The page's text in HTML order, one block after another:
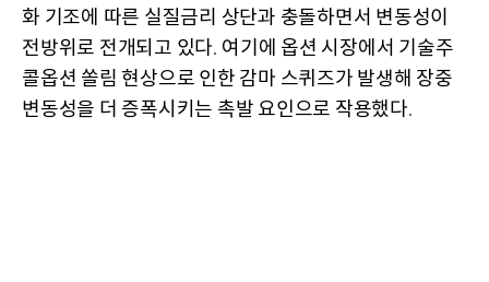
화 기조에 따른 실질금리 상단과 충돌하면서 변동성이
전방위로 전개되고 있다. 여기에 옵션 시장에서 기술주
콜옵션 쏠림 현상으로 인한 감마 스퀴즈가 발생해 장중
변동성을 더 증폭시키는 촉발 요인으로 작용했다.